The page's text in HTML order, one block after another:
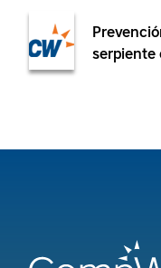
serpiente